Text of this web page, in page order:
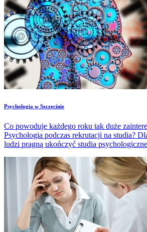
​Psychologia w Szczecinie
Co powoduje każdego roku tak duże
Psychologia podczas rekrutacji na studia?
ludzi pragną ukończyć studia